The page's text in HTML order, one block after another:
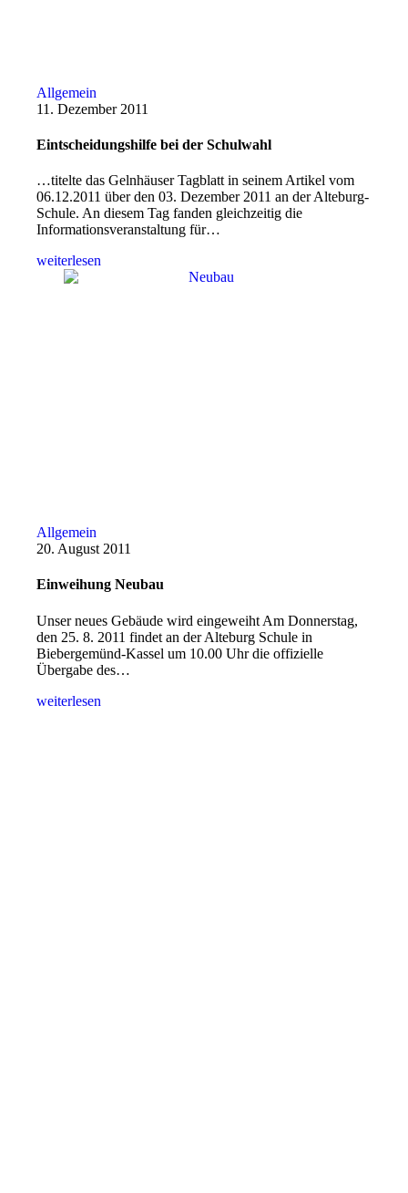
Allgemein
11. Dezember 2011
Eintscheidungshilfe bei der Schulwahl
…titelte das Gelnhäuser Tagblatt in seinem Artikel vom
06.12.2011 über den 03. Dezember 2011 an der Alteburg-
Schule. An diesem Tag fanden gleichzeitig die
Informationsveranstaltung für…
weiterlesen
Allgemein
20. August 2011
Einweihung Neubau
Unser neues Gebäude wird eingeweiht Am Donnerstag,
den 25. 8. 2011 findet an der Alteburg Schule in
Biebergemünd-Kassel um 10.00 Uhr die offizielle
Übergabe des…
weiterlesen